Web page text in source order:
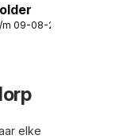
09-08-2026
elke